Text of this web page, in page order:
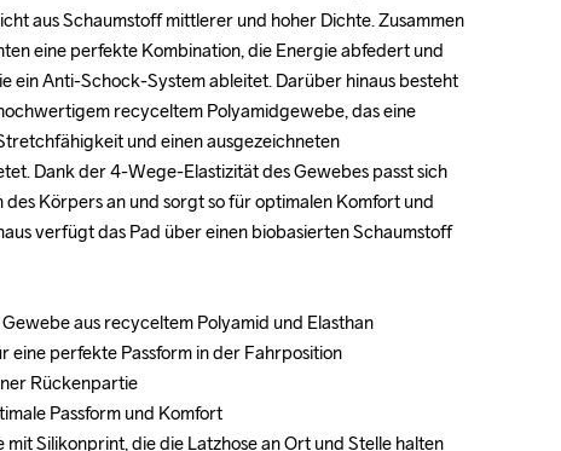
aus Schaumstoff mittlerer und hoher Dichte. Zusammen
eine perfekte Kombination, die Energie abfedert und
ein Anti-Schock-System ableitet. Darüber hinaus besteht
recyceltem Polyamidgewebe, das eine
und einen ausgezeichneten
Dank der 4-Wege-Elastizität des Gewebes passt sich
Körpers an und sorgt so für optimalen Komfort und
verfügt das Pad über einen biobasierten Schaumstoff
aus recyceltem Polyamid und Elasthan
eine perfekte Passform in der Fahrposition
Rückenpartie
Passform und Komfort
mit Silikonprint, die die Latzhose an Ort und Stelle halten
aus Schaumstoff mittlerer und hoher Dichte. Zusammen
eine perfekte Kombination, die Energie abfedert und
ein Anti-Schock-System ableitet. Darüber hinaus besteht
recyceltem Polyamidgewebe, das eine
und einen ausgezeichneten
Dank der 4-Wege-Elastizität des Gewebes passt sich
Körpers an und sorgt so für optimalen Komfort und
verfügt das Pad über einen biobasierten Schaumstoff
aus recyceltem Polyamid und Elasthan
eine perfekte Passform in der Fahrposition
Rückenpartie
Passform und Komfort
mit Silikonprint, die die Latzhose an Ort und Stelle halten